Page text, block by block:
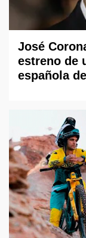
José
estreno de
española